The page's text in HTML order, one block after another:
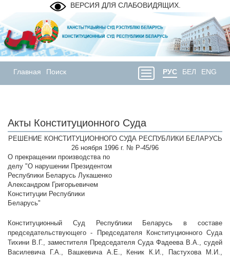
ВЕРСИЯ ДЛЯ СЛАБОВИДЯЩИХ.
Главная Поиск РУС БЕЛ ENG
Акты Конституционного Суда
РЕШЕНИЕ КОНСТИТУЦИОННОГО СУДА РЕСПУБЛИКИ БЕЛАРУСЬ
26 ноября 1996 г. № Р-45/96
О прекращении производства по
делу "О нарушении Президентом
Республики Беларусь Лукашенко
Александром Григорьевичем
Конституции Республики
Беларусь"
Конституционный Суд Республики Беларусь в составе
председательствующего - Председателя Конституционного Суда
Тихини В.Г., заместителя Председателя Суда Фадеева В.А., судей
Василевича Г.А., Вашкевича А.Е., Кеник К.И., Пастухова М.И.,